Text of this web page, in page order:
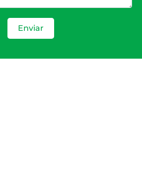
Enviar